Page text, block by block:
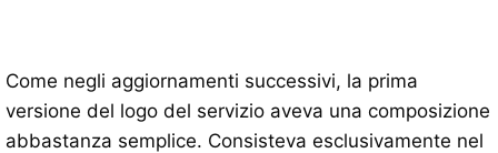
Come negli aggiornamenti successivi, la prima
versione del logo del servizio aveva una composizione
abbastanza semplice. Consisteva esclusivamente nel